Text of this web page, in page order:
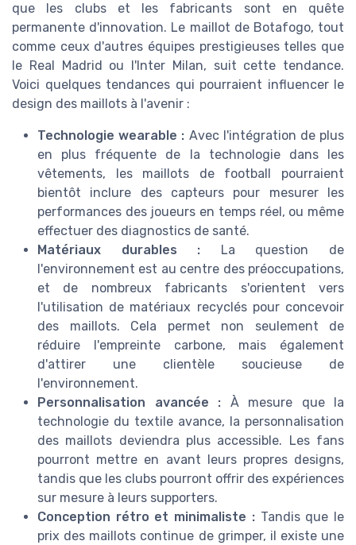
que les clubs et les fabricants sont en quête
permanente d'innovation. Le maillot de Botafogo, tout
comme ceux d'autres équipes prestigieuses telles que
le Real Madrid ou l'Inter Milan, suit cette tendance.
Voici quelques tendances qui pourraient influencer le
design des maillots à l'avenir :
Technologie wearable : Avec l'intégration de plus
en plus fréquente de la technologie dans les
vêtements, les maillots de football pourraient
bientôt inclure des capteurs pour mesurer les
performances des joueurs en temps réel, ou même
effectuer des diagnostics de santé.
Matériaux durables : La question de
l'environnement est au centre des préoccupations,
et de nombreux fabricants s'orientent vers
l'utilisation de matériaux recyclés pour concevoir
des maillots. Cela permet non seulement de
réduire l'empreinte carbone, mais également
d'attirer une clientèle soucieuse de
l'environnement.
Personnalisation avancée : À mesure que la
technologie du textile avance, la personnalisation
des maillots deviendra plus accessible. Les fans
pourront mettre en avant leurs propres designs,
tandis que les clubs pourront offrir des expériences
sur mesure à leurs supporters.
Conception rétro et minimaliste :Tandis que le
prix des maillots continue de grimper, il existe une